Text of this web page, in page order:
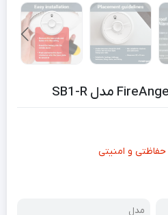
حفاظتی و امنیتی
مدل